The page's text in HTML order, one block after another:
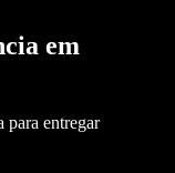
em
para entregar